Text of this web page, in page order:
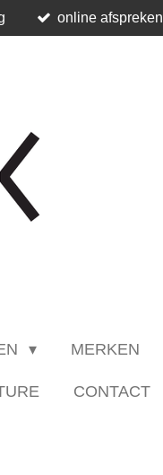
online afspreken
MERKEN
CONTACT